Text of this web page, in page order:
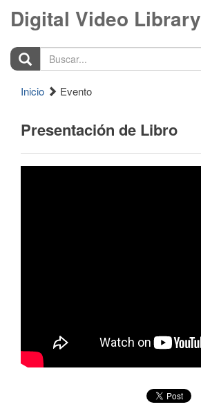
Digital Video Library
Buscar...
Inicio Evento
Presentación de Libro